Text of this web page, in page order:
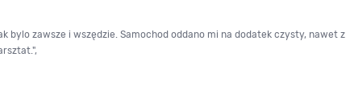
bylo zawsze i wszędzie. Samochod oddano mi na dodatek czysty, nawet z